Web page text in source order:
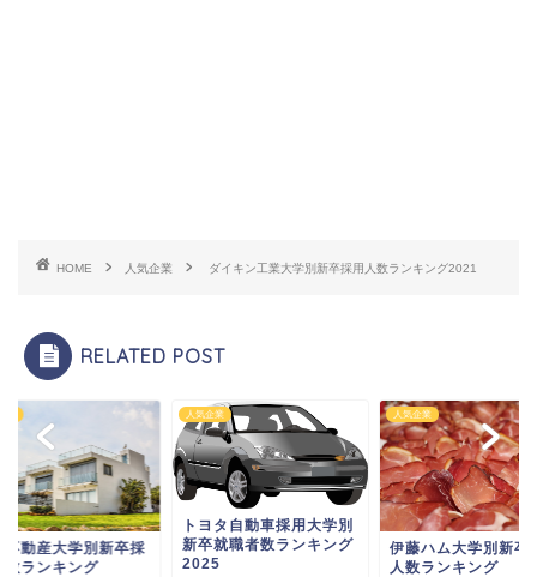
HOME 人気企業 ダイキン工業大学別新卒採用人数ランキング2021
RELATED POST
不動産大学別新卒採
数ランキング
人気企業
トヨタ自動車採用大学別
新卒就職者数ランキング
2025
人気企業
伊藤ハム大学別新卒
人数ランキング